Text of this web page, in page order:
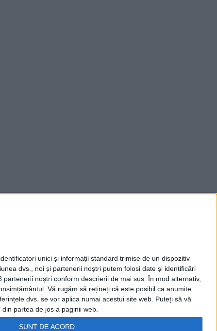
unici și informații standard trimise de un dispozitiv
dvs., noi și partenerii noștri putem folosi date și identificări
noștri conform descrierii de mai sus. În mod alternativ,
Vă rugăm să rețineți că este posibil ca anumite
dvs. se vor aplica numai acestui site web. Puteți să vă
partea de jos a paginii web.
SUNT DE ACORD